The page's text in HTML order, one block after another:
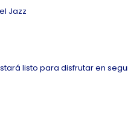
Jazz
listo para disfrutar en